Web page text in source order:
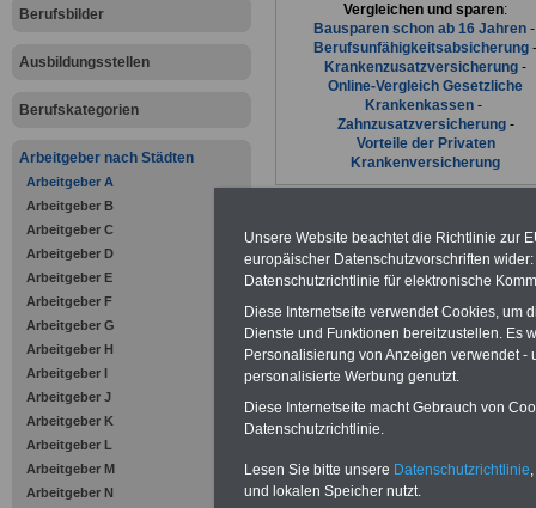
Berufsbilder
Ausbildungsstellen
Berufskategorien
Arbeitgeber nach Städten
Arbeitgeber A
Arbeitgeber B
Arbeitgeber C
Arbeitgeber D
Arbeitgeber E
Arbeitgeber F
Arbeitgeber G
Arbeitgeber H
Arbeitgeber I
Arbeitgeber J
Arbeitgeber K
Arbeitgeber L
Arbeitgeber M
Arbeitgeber N
Vergleichen und sparen:
Bausparen schon ab 16 Jahren
Berufsunfähigkeitsabsicherung -
Krankenzusatzversicherung -
Online-Vergleich Gesetzliche
Krankenkassen -
Zahnzusatzversicherung-
Vorteile der Privaten
Krankenversicherung
zurück zur
Aachern,
Achern ist eine
Unsere Website beachtet die Richtlinie zur
europäischer Datenschutzvorschriften
Datenschutzrichtlinie für elektronische
Diese Internetseite verwendet Cookies, um
Dienste und Funktionen bereitzustellen. Es
Personalisierung von Anzeigen verwendet
personalisierte Werbung genutzt.
Diese Internetseite macht Gebrauch von
Datenschutzrichtlinie.
Lesen Sie bitte unsere Datenschutzrichtlinie
und lokalen Speicher nutzt.